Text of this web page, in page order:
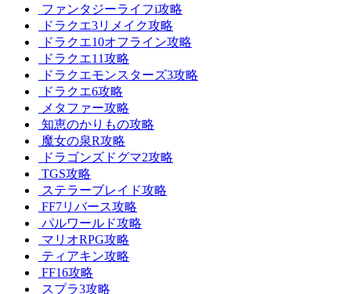
ファンタジーライフi攻略
ドラクエ3リメイク攻略
ドラクエ10オフライン攻略
ドラクエ11攻略
ドラクエモンスターズ3攻略
ドラクエ6攻略
メタファー攻略
知恵のかりもの攻略
魔女の泉R攻略
ドラゴンズドグマ2攻略
TGS攻略
ステラーブレイド攻略
FF7リバース攻略
パルワールド攻略
マリオRPG攻略
ティアキン攻略
FF16攻略
スプラ3攻略